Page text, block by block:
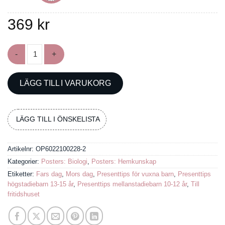
369 kr
LÄGG TILL I VARUKORG
LÄGG TILL I ÖNSKELISTA
Artikelnr: OP6022100228-2
Kategorier: Posters: Biologi
Posters: Hemkunskap
Etiketter: Fars dag Mors dag Presenttips för vuxna barn Presenttips
högstadiebarn 13-15 år, Presenttips mellanstadiebarn 10-12 år, Till
fritidshuset